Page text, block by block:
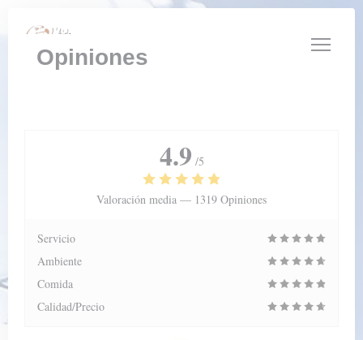
Personalización de sus opciones de cookies
Opiniones
4.9 /5
Valoración media — 1319 Opiniones
Servicio
Ambiente
Comida
Calidad/Precio